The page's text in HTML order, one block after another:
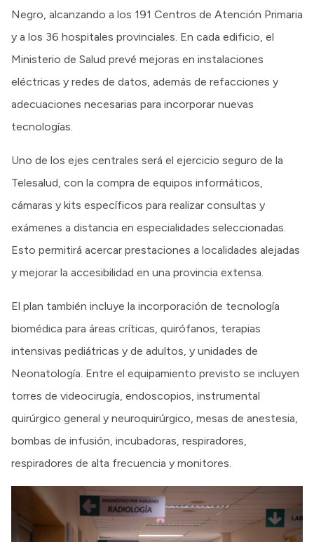
Negro, alcanzando a los 191 Centros de Atención Primaria
y a los 36 hospitales provinciales. En cada edificio, el
Ministerio de Salud prevé mejoras en instalaciones
eléctricas y redes de datos, además de refacciones y
adecuaciones necesarias para incorporar nuevas
tecnologías.
Uno de los ejes centrales será el ejercicio seguro de la
Telesalud, con la compra de equipos informáticos,
cámaras y kits específicos para realizar consultas y
exámenes a distancia en especialidades seleccionadas.
Esto permitirá acercar prestaciones a localidades alejadas
y mejorar la accesibilidad en una provincia extensa.
El plan también incluye la incorporación de tecnología
biomédica para áreas críticas, quirófanos, terapias
intensivas pediátricas y de adultos, y unidades de
Neonatología. Entre el equipamiento previsto se incluyen
torres de videocirugía, endoscopios, instrumental
quirúrgico general y neuroquirúrgico, mesas de anestesia,
bombas de infusión, incubadoras, respiradores,
respiradores de alta frecuencia y monitores.